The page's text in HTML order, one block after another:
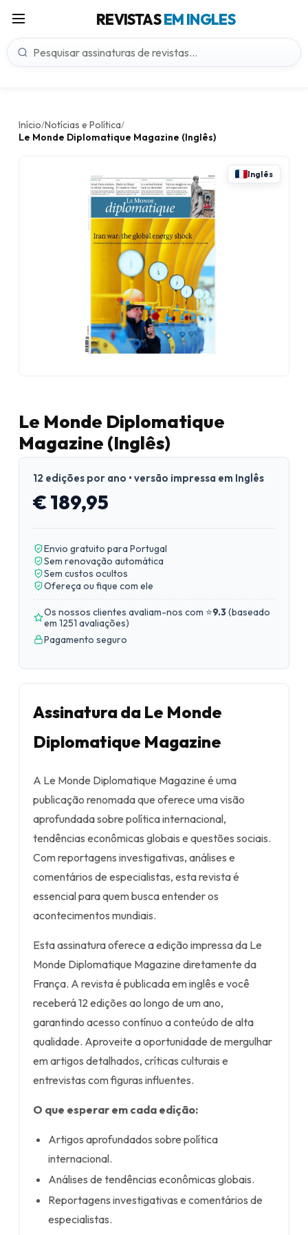
REVISTASEM INGLES
Início/Notícias e Política/
Le Monde Diplomatique Magazine (Inglês)
Inglês
Le Monde Diplomatique
Magazine (Inglês)
12 edições por ano • versão impressa em Inglês
€ 189,95
Envio gratuito para Portugal
Sem renovação automática
Sem custos ocultos
Ofereça ou fique com ele
Os nossos clientes avaliam-nos com ⭐9.3(baseado
em 1251 avaliações)
Pagamento seguro
Assinatura da Le Monde
Diplomatique Magazine
A Le Monde Diplomatique Magazine é uma
publicação renomada que oferece uma visão
aprofundada sobre política internacional,
tendências econômicas globais e questões sociais.
Com reportagens investigativas, análises e
comentários de especialistas, esta revista é
essencial para quem busca entender os
acontecimentos mundiais.
Esta assinatura oferece a edição impressa da Le
Monde Diplomatique Magazine diretamente da
França. A revista é publicada em inglês e você
receberá 12 edições ao longo de um ano,
garantindo acesso contínuo a conteúdo de alta
qualidade. Aproveite a oportunidade de mergulhar
em artigos detalhados, críticas culturais e
entrevistas com figuras influentes.
O que esperar em cada edição:
Artigos aprofundados sobre política
internacional.
Análises de tendências econômicas globais.
Reportagens investigativas e comentários de
especialistas.